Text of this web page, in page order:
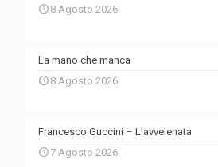
8 Agosto 2026
La mano che manca
8 Agosto 2026
Francesco Guccini – L’avvelenata
7 Agosto 2026